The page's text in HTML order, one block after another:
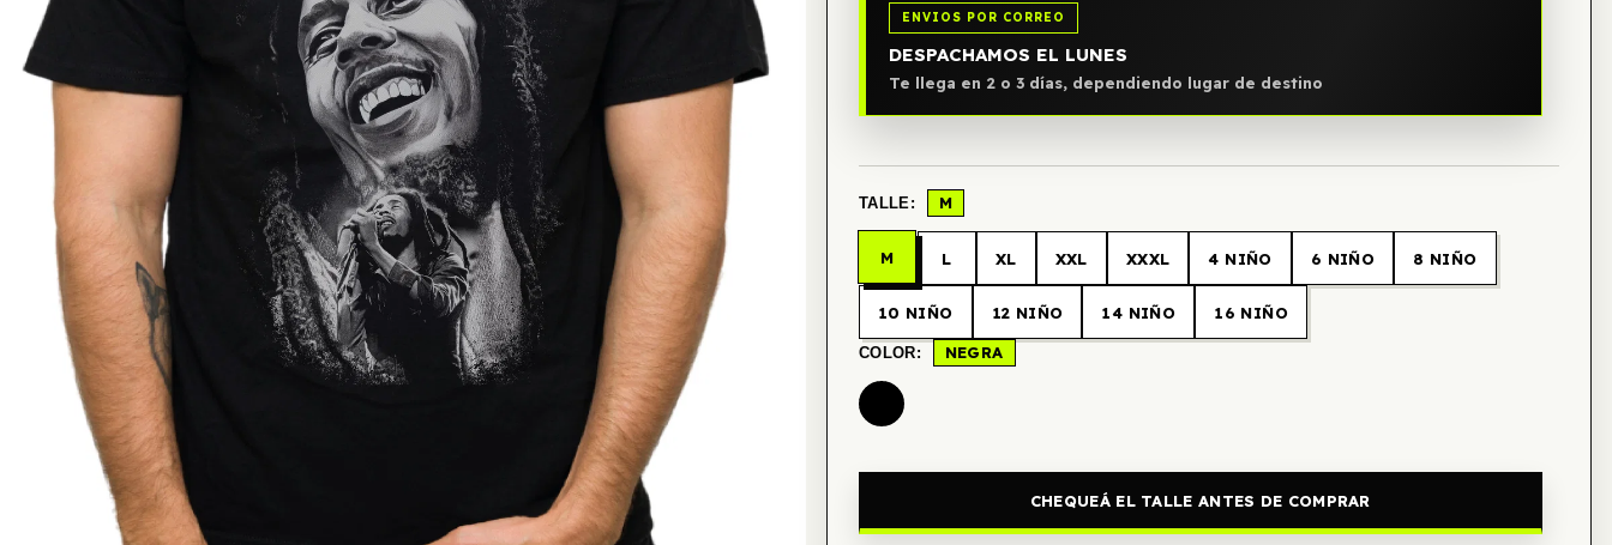
ENVIOS POR CORREO
DESPACHAMOS EL LUNES
Te llega en 2 o 3 días, dependiendo lugar de destino
TALLE: M
M L XL XXL XXXL 4 NIÑO 6 NIÑO 8 NIÑO
10 NIÑO 12 NIÑO 14 NIÑO 16 NIÑO
COLOR: NEGRA
CHEQUEÁ EL TALLE ANTES DE COMPRAR